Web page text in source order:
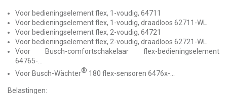
Voor bedieningselement flex, 1-voudig, 64711
Voor bedieningselement flex, 1-voudig, draadloos 62711-WL
Voor bedieningselement flex, 2-voudig, 64721
Voor bedieningselement flex, 2-voudig, draadloos 62721-WL
Voor Busch-comfortschakelaar flex-bedieningselement
64765-...
Voor Busch-Wächter® 180 flex-sensoren 6476x-...
Belastingen: